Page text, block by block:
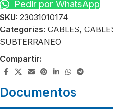
Pedir por WhatsApp
SKU: 23031010174
Categorías: CABLES,
SUBTERRANEO
Compartir:
Documentos